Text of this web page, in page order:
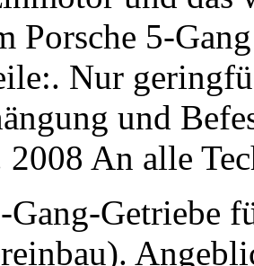
Porsche 5-
Nur
und
2008 An alle
Gang-Getriebe